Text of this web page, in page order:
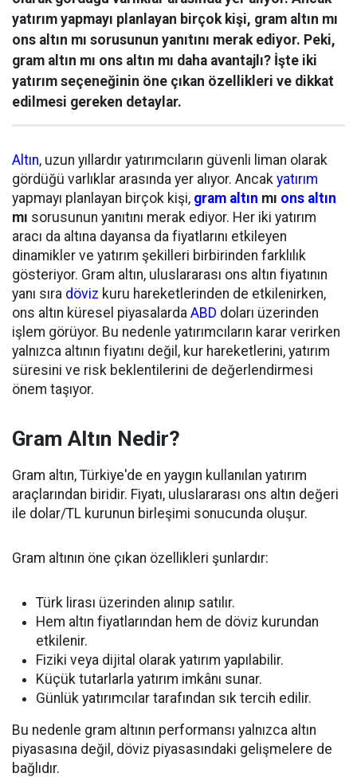
yatırım yapmayı planlayan birçok kişi, gram altın mı
ons altın mı sorusunun yanıtını merak ediyor. Peki,
gram altın mı ons altın mı daha avantajlı? İşte iki
yatırım seçeneğinin öne çıkan özellikleri ve dikkat
edilmesi gereken detaylar.
Altın, uzun yıllardır yatırımcıların güvenli liman olarak
gördüğü varlıklar arasında yer alıyor. Ancak yatırım
yapmayı planlayan birçok kişi, gram altın mı ons altın
mı sorusunun yanıtını merak ediyor. Her iki yatırım
aracı da altına dayansa da fiyatlarını etkileyen
dinamikler ve yatırım şekilleri birbirinden farklılık
gösteriyor. Gram altın, uluslararası ons altın fiyatının
yanı sıra döviz kuru hareketlerinden de etkilenirken,
ons altın küresel piyasalarda ABD doları üzerinden
işlem görüyor. Bu nedenle yatırımcıların karar verirken
yalnızca altının fiyatını değil, kur hareketlerini, yatırım
süresini ve risk beklentilerini de değerlendirmesi
önem taşıyor.
Gram Altın Nedir?
Gram altın, Türkiye'de en yaygın kullanılan yatırım
araçlarından biridir. Fiyatı, uluslararası ons altın değeri
ile dolar/TL kurunun birleşimi sonucunda oluşur.
Gram altının öne çıkan özellikleri şunlardır:
Türk lirası üzerinden alınıp satılır.
Hem altın fiyatlarından hem de döviz kurundan
etkilenir.
Fiziki veya dijital olarak yatırım yapılabilir.
Küçük tutarlarla yatırım imkânı sunar.
Günlük yatırımcılar tarafından sık tercih edilir.
Bu nedenle gram altının performansı yalnızca altın
piyasasına değil, döviz piyasasındaki gelişmelere de
bağlıdır.